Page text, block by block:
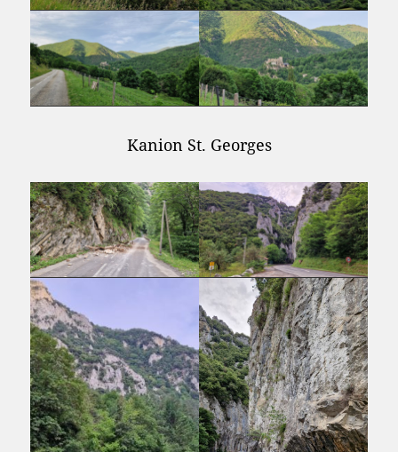
Kanion St. Georges